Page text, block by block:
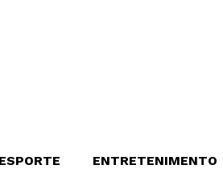
ESPORTE ENTRETENIMENTO